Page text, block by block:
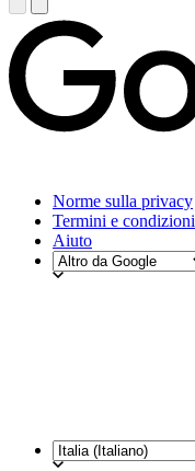
Norme sulla privacy
Termini e condizioni
Aiuto